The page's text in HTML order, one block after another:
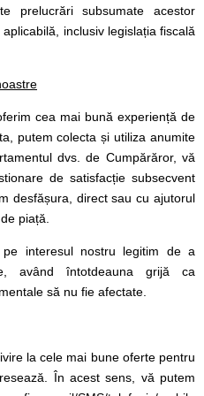
prelucrări subsumate acestor
inclusiv legislația fiscală
cea mai bună experiență de
putem colecta și utiliza anumite
dvs. de Cumpărăror, vă
de satisfacție subsecvent
desfășura, direct sau cu ajutorul
piață.
interesul nostru legitim de a
având întotdeauna grijă ca
să nu fie afectate.
la cele mai bune oferte pentru
În acest sens, vă putem